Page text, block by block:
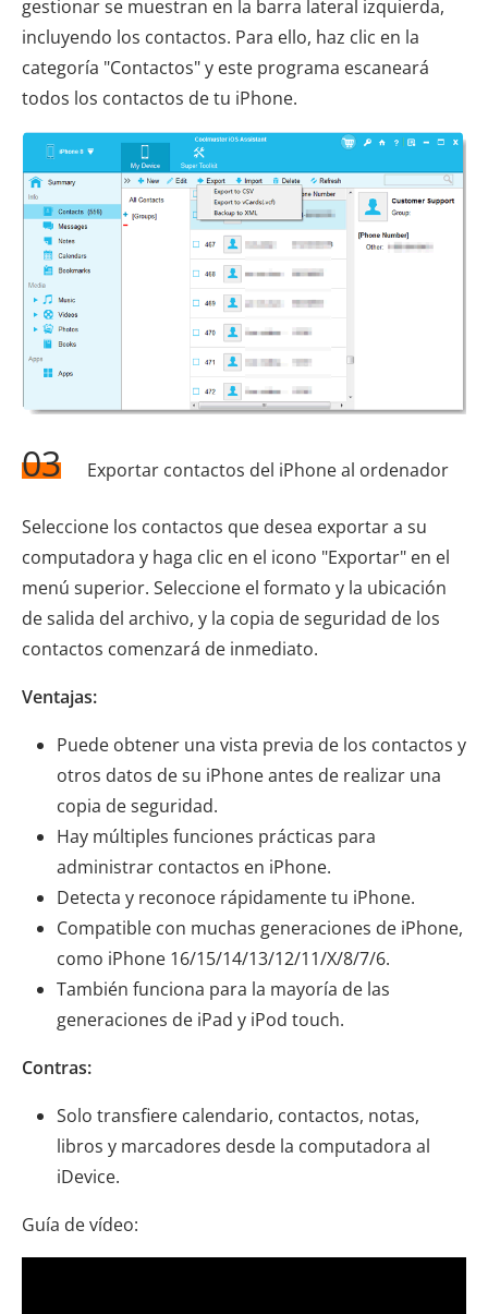
gestionar se muestran en la barra lateral izquierda,
incluyendo los contactos. Para ello, haz clic en la
categoría "Contactos" y este programa escaneará
todos los contactos de tu iPhone.
03 Exportar contactos del iPhone al ordenador
Seleccione los contactos que desea exportar a su
computadora y haga clic en el icono "Exportar" en el
menú superior. Seleccione el formato y la ubicación
de salida del archivo, y la copia de seguridad de los
contactos comenzará de inmediato.
Ventajas:
Puede obtener una vista previa de los contactos y
otros datos de su iPhone antes de realizar una
copia de seguridad.
Hay múltiples funciones prácticas para
administrar contactos en iPhone.
Detecta y reconoce rápidamente tu iPhone.
Compatible con muchas generaciones de iPhone,
como iPhone 16/15/14/13/12/11/X/8/7/6.
También funciona para la mayoría de las
generaciones de iPad y iPod touch.
Contras:
Solo transfiere calendario, contactos, notas,
libros y marcadores desde la computadora al
iDevice.
Guía de vídeo: